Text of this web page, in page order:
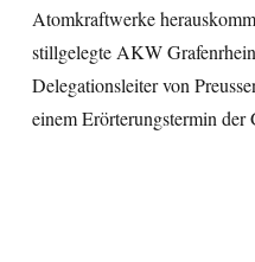
Atomkraftwerke
stillgelegte AKW
Delegationsleiter von
einem Erörterungstermin